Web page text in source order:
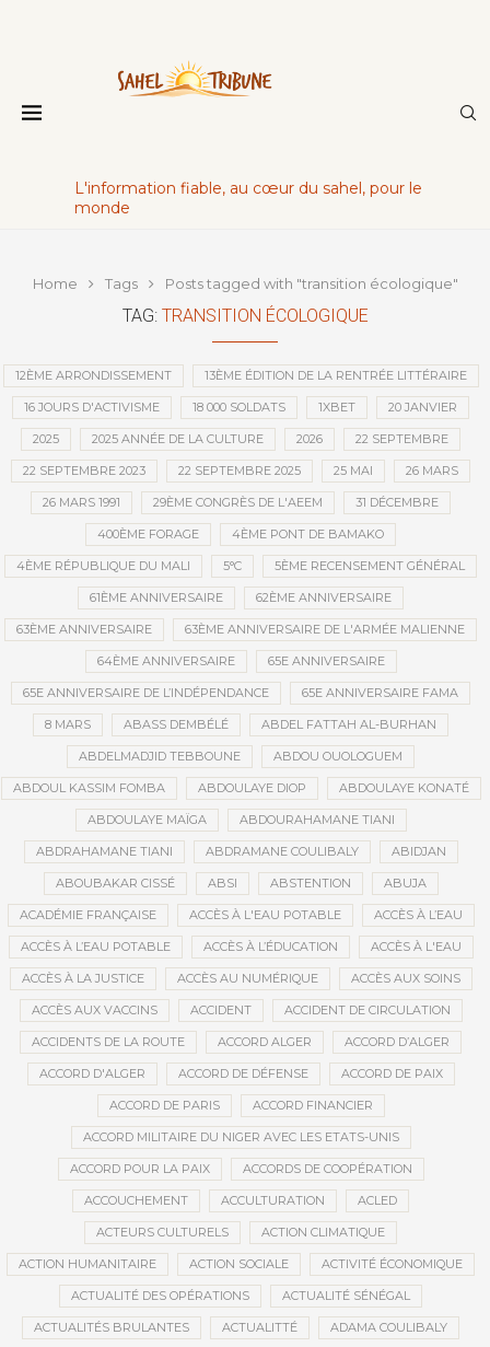
L'information fiable, au cœur du sahel, pour le
monde
Home Tags Posts tagged with "transition écologique"
TAG: TRANSITION ÉCOLOGIQUE
12ÈME ARRONDISSEMENT 13ÈME ÉDITION DE LA RENTRÉE LITTÉRAIRE
16 JOURS D'ACTIVISME 18 000 SOLDATS 1XBET 20 JANVIER
2025 2025 ANNÉE DE LA CULTURE 2026 22 SEPTEMBRE
22 SEPTEMBRE 2023 22 SEPTEMBRE 2025 25 MAI 26 MARS
26 MARS 1991 29ÈME CONGRÈS DE L'AEEM 31 DÉCEMBRE
400ÈME FORAGE 4ÈME PONT DE BAMAKO
4ÈME RÉPUBLIQUE DU MALI 5°C 5ÈME RECENSEMENT GÉNÉRAL
61ÈME ANNIVERSAIRE 62ÈME ANNIVERSAIRE
63ÈME ANNIVERSAIRE 63ÈME ANNIVERSAIRE DE L'ARMÉE MALIENNE
64ÈME ANNIVERSAIRE 65E ANNIVERSAIRE
65E ANNIVERSAIRE DE L’INDÉPENDANCE 65E ANNIVERSAIRE FAMA
8 MARS ABASS DEMBÉLÉ ABDEL FATTAH AL-BURHAN
ABDELMADJID TEBBOUNE ABDOU OUOLOGUEM
ABDOUL KASSIM FOMBA ABDOULAYE DIOP ABDOULAYE KONATÉ
ABDOULAYE MAÏGA ABDOURAHAMANE TIANI
ABDRAHAMANE TIANI ABDRAMANE COULIBALY ABIDJAN
ABOUBAKAR CISSÉ ABSI ABSTENTION ABUJA
ACADÉMIE FRANÇAISE ACCÈS À L'EAU POTABLE ACCÈS À L’EAU
ACCÈS À L’EAU POTABLE ACCÈS À L’ÉDUCATION ACCÈS À L'EAU
ACCÈS À LA JUSTICE ACCÈS AU NUMÉRIQUE ACCÈS AUX SOINS
ACCÈS AUX VACCINS ACCIDENT ACCIDENT DE CIRCULATION
ACCIDENTS DE LA ROUTE ACCORD ALGER ACCORD D’ALGER
ACCORD D'ALGER ACCORD DE DÉFENSE ACCORD DE PAIX
ACCORD DE PARIS ACCORD FINANCIER
ACCORD MILITAIRE DU NIGER AVEC LES ETATS-UNIS
ACCORD POUR LA PAIX ACCORDS DE COOPÉRATION
ACCOUCHEMENT ACCULTURATION ACLED
ACTEURS CULTURELS ACTION CLIMATIQUE
ACTION HUMANITAIRE ACTION SOCIALE ACTIVITÉ ÉCONOMIQUE
ACTUALITÉ DES OPÉRATIONS ACTUALITÉ SÉNÉGAL
ACTUALITÉS BRULANTES ACTUALITTÉ ADAMA COULIBALY